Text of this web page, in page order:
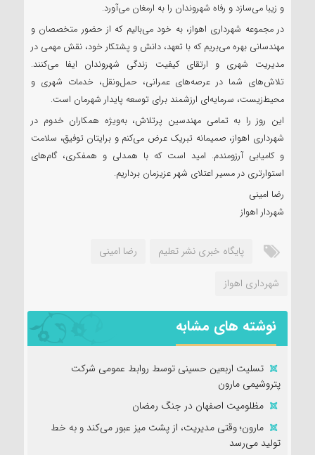
و زیبا می‌سازد و رفاه شهروندان را به ارمغان می‌آورد.
در مجموعه شهرداری اهواز، به خود می‌بالیم که از حضور متخصصان و
مهندسانی بهره می‌بریم که با تعهد، دانش و پشتکار خود، نقش مهمی در
مدیریت شهری و ارتقای کیفیت زندگی شهروندان ایفا می‌کنند.
تلاش‌های شما در عرصه‌های عمرانی، حمل‌ونقل، خدمات شهری و
محیط‌زیست، سرمایه‌ای ارزشمند برای توسعه پایدار شهرمان است.
این روز را به تمامی مهندسین پرتلاش، به‌ویژه همکاران خدوم در
شهرداری اهواز، صمیمانه تبریک عرض می‌کنم و برایتان توفیق، سلامت
و کامیابی آرزومندم. امید است که با همدلی و همفکری، گام‌های
استوارتری در مسیر اعتلای شهر عزیزمان برداریم.
رضا امینی
شهردار اهواز
پایگاه خبری نشر تعلیم رضا امینی
شهرداری اهواز
نوشته های مشابه
تسلیت اربعین حسینی توسط روابط عمومی شرکت
پتروشیمی مارون
مظلومیت اصفهان در جنگ رمضان
مارون؛ وقتی مدیریت، از پشت میز عبور می‌کند و به خط
تولید می‌رسد